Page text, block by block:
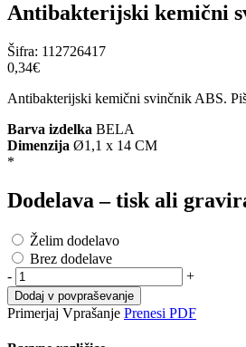
Antibakterijski kemični
Šifra: 112726417
0,34‎€
Antibakterijski kemični svinčnik ABS.
Barva izdelka BELA
Dimenzija Ø1,1 x 14 CM
*
Dodelava – tisk ali
Želim dodelavo
Brez dodelave
-
+
Dodaj v povpraševanje
Primerjaj Vprašanje Prenesi PDF